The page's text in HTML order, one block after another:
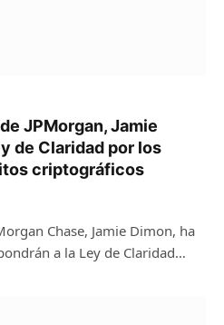
JPMorgan, Jamie
de Claridad por los
criptográficos
Chase, Jamie Dimon, ha
a la Ley de Claridad…